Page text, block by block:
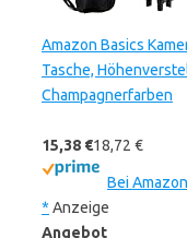
Amazon Basics
Tasche,
Champagnerfarben
15,38 €18,72 €
Bei
* Anzeige
Angebot